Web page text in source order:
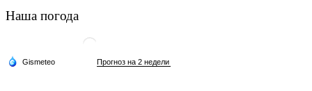
Наша погода